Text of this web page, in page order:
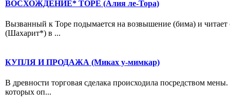
ВОСХОЖДЕНИЕ* ТОРЕ (Алия ле-Тора)
Вызванный к Торе подымается на возвышение (бима) и
(Шахарит*) в ...
КУПЛЯ И ПРОДАЖА (Миках у-мимкар)
В древности торговая сделака происходила посредством
которых оп...